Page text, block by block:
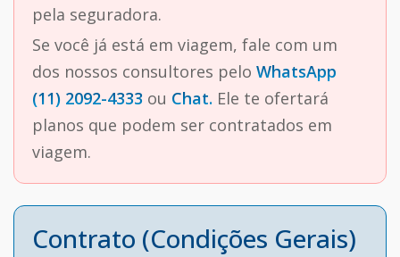
pela seguradora.
Se você já está em viagem, fale com um
dos nossos consultores pelo WhatsApp
(11) 2092-4333 ou Chat. Ele te ofertará
planos que podem ser contratados em
viagem.
Contrato (Condições Gerais)